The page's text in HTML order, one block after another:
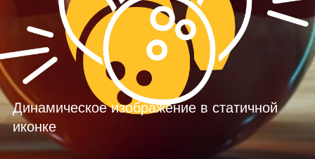
Динамическое изображение в статичной
иконке